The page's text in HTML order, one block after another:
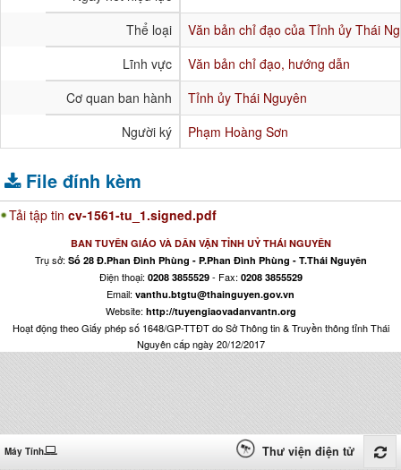
Thể loại
Văn bản chỉ đạo của Tỉnh ủy Thái
Lĩnh vực
Văn bản chỉ đạo, hướng dẫn
Cơ quan ban hành
Tỉnh ủy Thái Nguyên
Người ký
Phạm Hoàng Sơn
File đính kèm
Tải tập tin cv-1561-tu_1.signed.pdf
BAN TUYÊN GIÁO VÀ DÂN VẬN TỈNH UỶ THÁI NGUYÊN
Trụ sở: Số 28 Đ.Phan Đình Phùng - P.Phan Đình Phùng - T.Thái Nguyên
Điện thoại: 0208 3855529- Fax: 0208 3855529
Email: vanthu.btgtu@thainguyen.gov.vn
Website: http://tuyengiaovadanvantn.org
Hoạt động theo Giấy phép số 1648/GP-TTĐT do Sở Thông tin & Truyền thông tỉnh Thái
Nguyên cấp ngày 20/12/2017
Máy Tính Thư viện điện tử